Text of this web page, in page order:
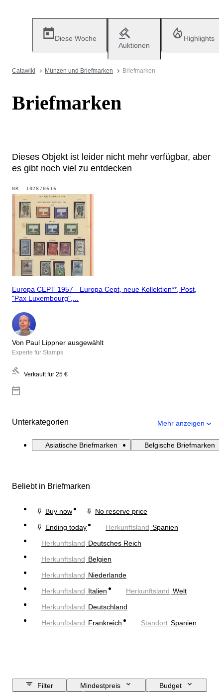
Diese Woche
Auktionen
Highlights
Catawiki Münzen und Briefmarken Briefmarken
Briefmarken
Dieses Objekt ist leider nicht mehr verfügbar, aber
es gibt noch viel zu entdecken
NR. 102870616
Europa CEPT 1957 - Europa Cept, neue Kollektion**, Post,
"Pax Luxembourg",...
Von Paul Lippner ausgewählt
Experte für Stamps
Verkauft für 25 €
Unterkategorien Mehr anzeigen
Asiatische Briefmarken Belgische Briefmarken
Beliebt in Briefmarken
Buy now
No reserve price
Ending today
Herkunftsland Spanien
Herkunftsland Deutsches Reich
Herkunftsland Belgien
Herkunftsland Niederlande
Herkunftsland Italien Herkunftsland Welt
Herkunftsland Deutschland
Herkunftsland Frankreich Standort Spanien
Filter Mindestpreis
Budget